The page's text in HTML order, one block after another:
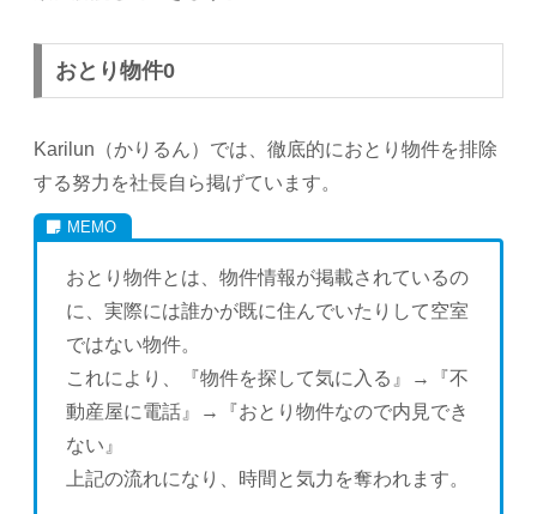
おとり物件0
Karilun（かりるん）では、徹底的におとり物件を排除
する努力を社長自ら掲げています。
おとり物件とは、物件情報が掲載されているの
に、実際には誰かが既に住んでいたりして空室
ではない物件。
これにより、『物件を探して気に入る』→『不
動産屋に電話』→『おとり物件なので内見でき
ない』
上記の流れになり、時間と気力を奪われます。